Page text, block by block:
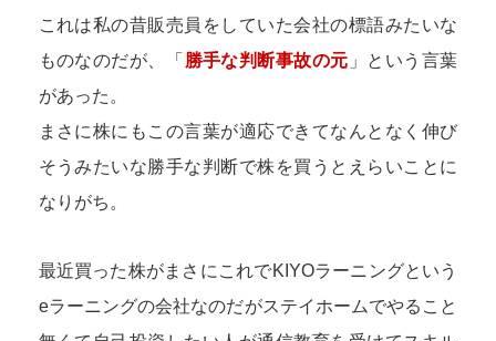
これは私の昔販売員をしていた会社の標語みたいな
ものなのだが、「 勝手な判断事故の元 」という言葉
があった。
まさに株にもこの言葉が適応できてなんとなく伸び
そうみたいな勝手な判断で株を買うとえらいことに
なりがち。
最近買った株がまさにこれでKIYOラーニングという
eラーニングの会社なのだがステイホームでやること